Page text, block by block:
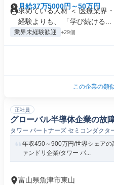
月給37万5000円～50万円
求めている人材 ＜ 医療業界
経験よりも、 「学び続ける...
業界未経験歓迎 +29個
この企業の類
正社員
グローバル半導体企業の故
タワー パートナーズ セミコンダクタ
年収450～900万円/世界シェア
ァンドリ企業/タワー パ...
富山県魚津市東山